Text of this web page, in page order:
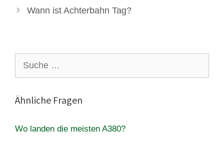
Wann ist Achterbahn Tag?
nach:
Ähnliche Fragen
Wo landen die meisten A380?